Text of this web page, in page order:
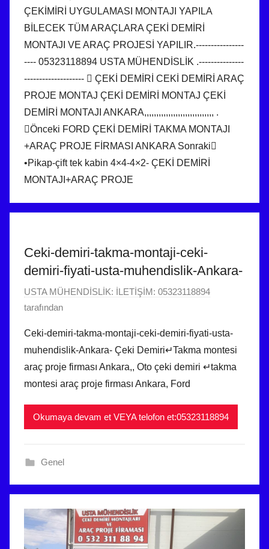
Ceki-demiri-takma-montaji-ceki-
demiri-fiyati-usta-muhendislik-Ankara-
1
1
u
b
a
t
2
t
r
i
h
i
USTA MÜHENDİSLİK: İLETİŞİM: 05323118894
tarafından
Ceki-demiri-takma-montaji-ceki-demiri-fiyati-usta-
muhendislik-Ankara- Çeki Demiri↵Takma montesi
araç proje firması Ankara,, Oto çeki demiri ↵takma
montesi araç proje firması Ankara, Ford
Okumaya devam et VEYA telofon et:05323118894
Genel